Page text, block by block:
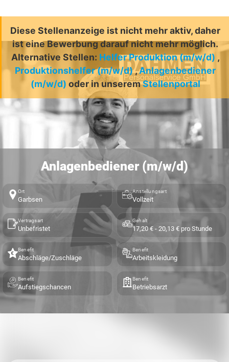
Diese Stellenanzeige ist nicht mehr aktiv, daher
ist eine Bewerbung darauf nicht mehr möglich.
Alternative Stellen: Helfer Produktion (m/w/d) ,
Produktionshelfer (m/w/d),Anlagenbediener
(m/w/d) oder in unseremStellenportal
Anlagenbediener (m/w/d)
Ort
Garbsen
Anstellungsart
Vollzeit
Vertragsart
Unbefristet
Gehalt
17,20 € - 20,13 € pro Stunde
Benefit
Abschläge/Zuschläge
Benefit
Arbeitskleidung
Benefit
Aufstiegschancen
Benefit
Betriebsarzt